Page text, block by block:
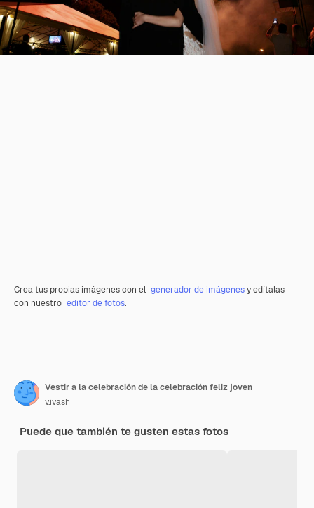
Crea tus propias imágenes con el generador de imágenesy edítalas
con nuestro editor de fotos.
Vestir a la celebración de la celebración feliz joven
v.ivash
Puede que también te gusten estas fotos